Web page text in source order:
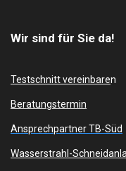
Wir sind für Sie da!
Testschnitt vereinbaren
Beratungstermin
Ansprechpartner TB-Süd
Wasserstrahl-